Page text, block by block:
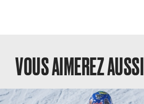
VOUS AIMEREZ AUSSI